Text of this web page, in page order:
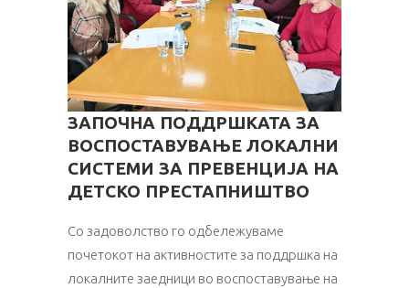
ЗАПОЧНА ПОДДРШКАТА ЗА
ВОСПОСТАВУВАЊЕ ЛОКАЛНИ
СИСТЕМИ ЗА ПРЕВЕНЦИЈА НА
ДЕТСКО ПРЕСТАПНИШТВО
Со задоволство го одбележуваме
почетокот на активностите за поддршка на
локалните заедници во воспоставување на